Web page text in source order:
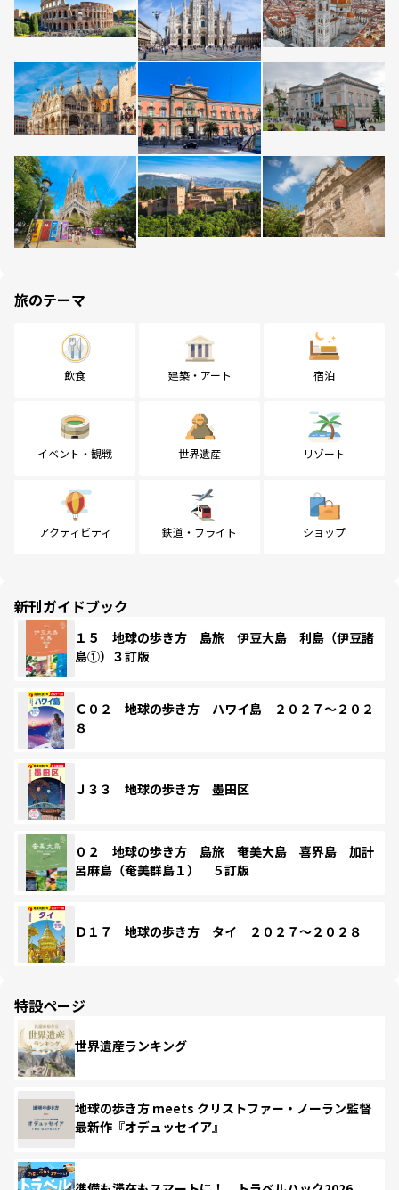
旅のテーマ
飲食 建築・アート 宿泊
イベント・観戦 世界遺産 リゾート
アクティビティ 鉄道・フライト ショップ
新刊ガイドブック
１５ 地球の歩き方 島旅 伊豆大島 利島（伊豆諸
島①）３訂版
Ｃ０２ 地球の歩き方 ハワイ島 ２０２７～２０２
８
Ｊ３３ 地球の歩き方 墨田区
０２ 地球の歩き方 島旅 奄美大島 喜界島 加計
呂麻島（奄美群島１） ５訂版
Ｄ１７ 地球の歩き方 タイ ２０２７～２０２８
特設ページ
世界遺産ランキング
地球の歩き方 meets クリストファー・ノーラン監督
最新作『オデュッセイア』